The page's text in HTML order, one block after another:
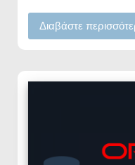
Διαβάστε